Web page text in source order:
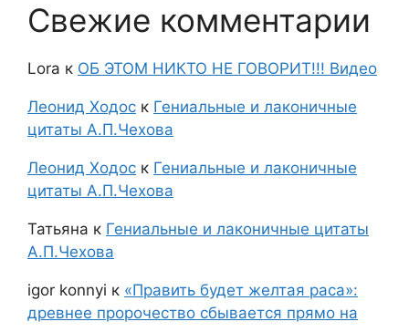
Свежие комментарии
Lora к ОБ ЭТОМ НИКТО НЕ ГОВОРИТ!!! Видео
Леонид Ходос к Гениальные и лаконичные
цитаты А.П.Чехова
Леонид Ходос к Гениальные и лаконичные
цитаты А.П.Чехова
Татьяна к Гениальные и лаконичные цитаты
А.П.Чехова
igor konnyi к «Править будет желтая раса»:
древнее пророчество сбывается прямо на